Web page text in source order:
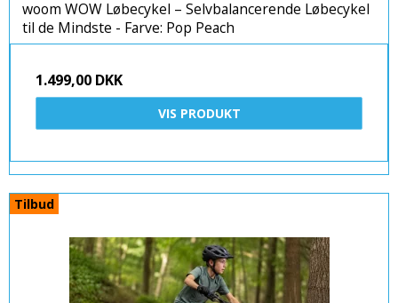
woom WOW Løbecykel – Selvbalancerende Løbecykel
til de Mindste - Farve: Pop Peach
1.499,00 DKK
VIS PRODUKT
Tilbud